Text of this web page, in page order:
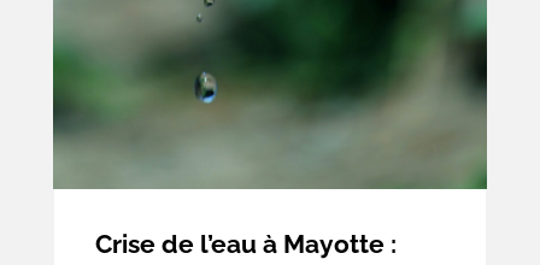
Crise de l’eau à Mayotte :